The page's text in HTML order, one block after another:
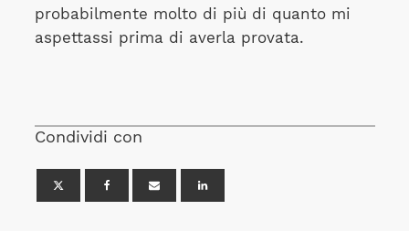
probabilmente molto di più di quanto mi
aspettassi prima di averla provata.
Condividi con